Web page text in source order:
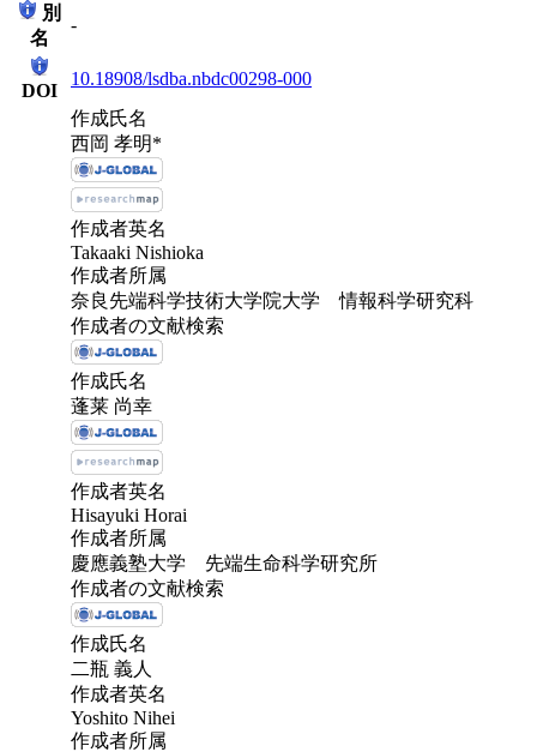
別
名
-
DOI
10.18908/lsdba.nbdc00298-000
作成氏名
西岡 孝明*
作成者英名
Takaaki Nishioka
作成者所属
奈良先端科学技術大学院大学 情報科学研究科
作成者の文献検索
作成氏名
蓬莱 尚幸
作成者英名
Hisayuki Horai
作成者所属
慶應義塾大学 先端生命科学研究所
作成者の文献検索
作成氏名
二瓶 義人
作成者英名
Yoshito Nihei
作成者所属